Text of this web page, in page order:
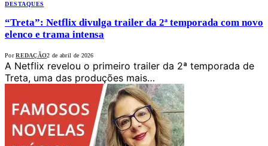
DESTAQUES
“Treta”: Netflix divulga trailer da 2ª temporada com novo
elenco e trama intensa
Por REDAÇÃO2 de abril de 2026
A Netflix revelou o primeiro trailer da 2ª temporada de
Treta, uma das produções mais…